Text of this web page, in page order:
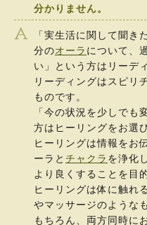
分かりません。
「実生活に関して聞き
分のオーラ について、
い」という方はリーデ
リーディングはスピリ
ものです。
「今の状況を少しでも
方はヒーリングをお選
ヒーリングは情報をお
ーラと チャクラ を浄化
より良くすることを目
ヒーリングは体に触れ
やマッサージのような
もちろん、両方同時に